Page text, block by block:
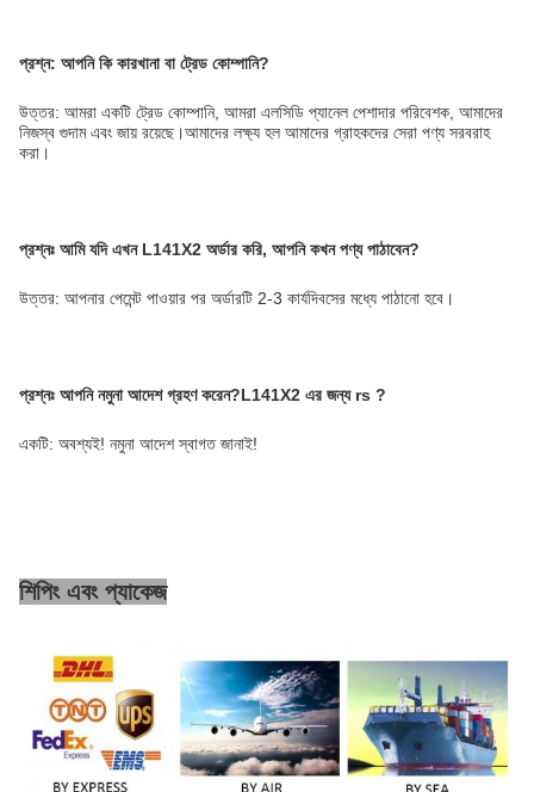
প্রশ্ন: আপনি কি কারখানা বা ট্রেড কোম্পানি?
উত্তর: আমরা একটি ট্রেড কোম্পানি, আমরা এলসিডি প্যানেল পেশাদার পরিবেশক, আমাদের
নিজস্ব গুদাম এবং জায় রয়েছে।আমাদের লক্ষ্য হল আমাদের গ্রাহকদের সেরা পণ্য সরবরাহ
করা।
প্রশ্নঃ আমি যদি এখন L141X2 অর্ডার করি, আপনি কখন পণ্য পাঠাবেন?
উত্তর: আপনার পেমেন্ট পাওয়ার পর অর্ডারটি 2-3 কার্যদিবসের মধ্যে পাঠানো হবে।
প্রশ্নঃ আপনি নমুনা আদেশ গ্রহণ করেন?L141X2 এর জন্য rs ?
একটি: অবশ্যই! নমুনা আদেশ স্বাগত জানাই!
শিপিং এবং প্যাকেজ